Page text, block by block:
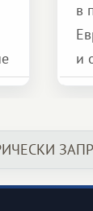
в
и
и